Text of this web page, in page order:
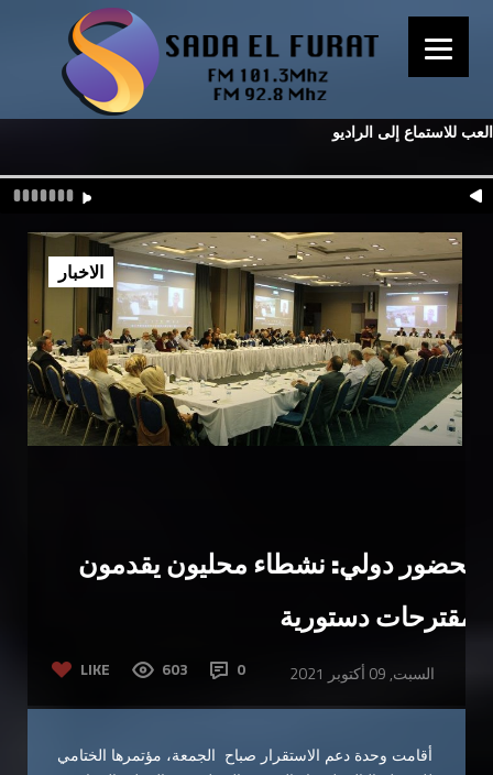
العب للاستماع إلى الراديو
بحضور دولي: نشطاء محليون يقدمون
مقترحات دستورية
LIKE 603 0 السبت, 09 أكتوبر 2021
الاخبار
أقامت وحدة دعم الاستقرار صباح الجمعة، مؤتمرها الختامي